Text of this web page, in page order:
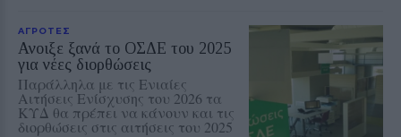
ΑΓΡΟΤΕΣ
Ανοιξε ξανά το ΟΣΔΕ του 2025
για νέες διορθώσεις
Παράλληλα με τις Ενιαίες
Αιτήσεις Ενίσχυσης του 2026 τα
ΚΥΔ θα πρέπει να κάνουν και τις
διορθώσεις στις αιτήσεις του 2025